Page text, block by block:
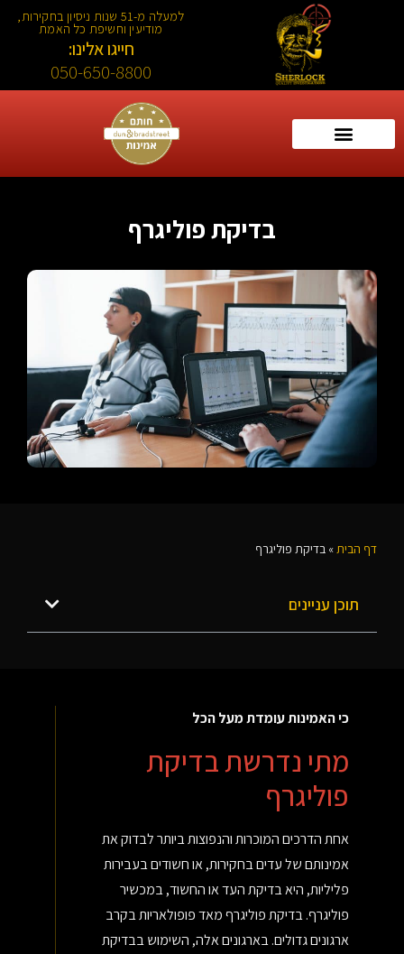
למעלה מ-51 שנות ניסיון בחקירות,
מודיעין וחשיפת כל האמת
חייגו אלינו:
050-650-8800
בדיקת פוליגרף
דף הבית » בדיקת פוליגרף
תוכן עניינים
כי האמינות עומדת מעל הכל
מתי נדרשת בדיקת
פוליגרף
אחת הדרכים המוכרות והנפוצות ביותר לבדוק את
אמינותם של עדים בחקירות, או חשודים בעבירות
פליליות, היא בדיקת העד או החשוד, במכשיר
פוליגרף. בדיקת פוליגרף מאד פופולאריות בקרב
ארגונים גדולים. בארגונים אלה, השימוש בבדיקת